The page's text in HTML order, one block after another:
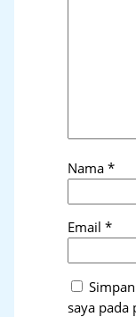
Nama*
Email*
saya